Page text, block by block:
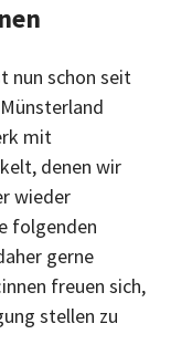
nun schon seit
mit
denen wir
wieder
folgenden
gerne
freuen sich,
stellen zu